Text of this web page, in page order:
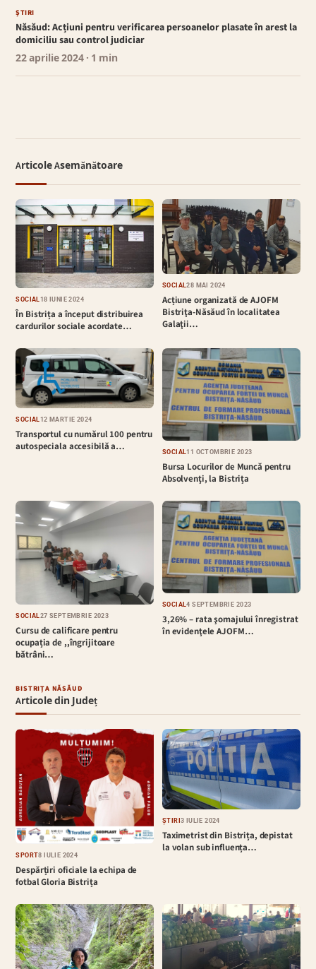
ȘTIRI
Năsăud: Acțiuni pentru verificarea persoanelor plasate în arest la
domiciliu sau control judiciar
22 aprilie 2024 · 1 min
Articole Asemănătoare
SOCIAL 18 IUNIE 2024
În Bistrița a început distribuirea
cardurilor sociale acordate…
SOCIAL28 MAI 2024
Acțiune organizată de AJOFM
Bistriţa-Năsăud în localitatea
Galaţii…
SOCIAL 12 MARTIE 2024
Transportul cu numărul 100 pentru
autospeciala accesibilă a…
SOCIAL11 OCTOMBRIE 2023
Bursa Locurilor de Muncă pentru
Absolvenţi, la Bistrița
SOCIAL 27 SEPTEMBRIE 2023
Cursu de calificare pentru
ocupația de ,,îngrijitoare
bătrâni…
SOCIAL4 SEPTEMBRIE 2023
3,26% – rata şomajului înregistrat
în evidenţele AJOFM…
BISTRIȚA NĂSĂUD
Articole din Județ
SPORT8 IULIE 2024
Despărțiri oficiale la echipa de
fotbal Gloria Bistrița
ȘTIRI3 IULIE 2024
Taximetrist din Bistrița, depistat
la volan sub influența…